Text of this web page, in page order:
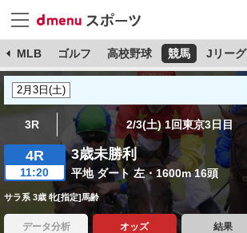
MLB ゴルフ 高校野球 競馬 Jリーグ
3R 2/3(土) 1回東京3日目
4R
11:20
3歳未勝利
平地 ダート 左・1600m 16頭
サラ系 3歳 牝[指定]馬齢
データ分析 オッズ 結果